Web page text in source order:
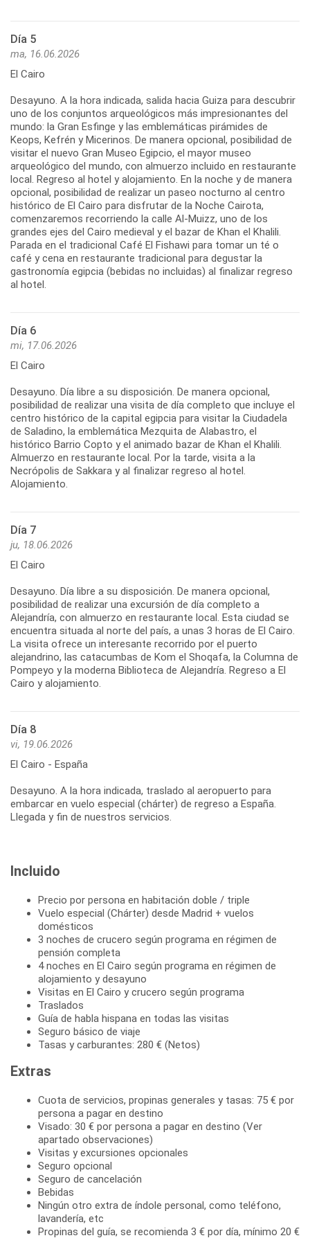
Día 5
ma, 16.06.2026
El Cairo
Desayuno. A la hora indicada, salida hacia Guiza para descubrir
uno de los conjuntos arqueológicos más impresionantes del
mundo: la Gran Esfinge y las emblemáticas pirámides de
Keops, Kefrén y Micerinos. De manera opcional, posibilidad de
visitar el nuevo Gran Museo Egipcio, el mayor museo
arqueológico del mundo, con almuerzo incluido en restaurante
local. Regreso al hotel y alojamiento. En la noche y de manera
opcional, posibilidad de realizar un paseo nocturno al centro
histórico de El Cairo para disfrutar de la Noche Cairota,
comenzaremos recorriendo la calle Al-Muizz, uno de los
grandes ejes del Cairo medieval y el bazar de Khan el Khalili.
Parada en el tradicional Café El Fishawi para tomar un té o
café y cena en restaurante tradicional para degustar la
gastronomía egipcia (bebidas no incluidas) al finalizar regreso
al hotel.
Día 6
mi, 17.06.2026
El Cairo
Desayuno. Día libre a su disposición. De manera opcional,
posibilidad de realizar una visita de día completo que incluye el
centro histórico de la capital egipcia para visitar la Ciudadela
de Saladino, la emblemática Mezquita de Alabastro, el
histórico Barrio Copto y el animado bazar de Khan el Khalili.
Almuerzo en restaurante local. Por la tarde, visita a la
Necrópolis de Sakkara y al finalizar regreso al hotel.
Alojamiento.
Día 7
ju, 18.06.2026
El Cairo
Desayuno. Día libre a su disposición. De manera opcional,
posibilidad de realizar una excursión de día completo a
Alejandría, con almuerzo en restaurante local. Esta ciudad se
encuentra situada al norte del país, a unas 3 horas de El Cairo.
La visita ofrece un interesante recorrido por el puerto
alejandrino, las catacumbas de Kom el Shoqafa, la Columna de
Pompeyo y la moderna Biblioteca de Alejandría. Regreso a El
Cairo y alojamiento.
Día 8
vi, 19.06.2026
El Cairo - España
Desayuno. A la hora indicada, traslado al aeropuerto para
embarcar en vuelo especial (chárter) de regreso a España.
Llegada y fin de nuestros servicios.
Incluido
Precio por persona en habitación doble / triple
Vuelo especial (Chárter) desde Madrid + vuelos
domésticos
3 noches de crucero según programa en régimen de
pensión completa
4 noches en El Cairo según programa en régimen de
alojamiento y desayuno
Visitas en El Cairo y crucero según programa
Traslados
Guía de habla hispana en todas las visitas
Seguro básico de viaje
Tasas y carburantes: 280 € (Netos)
Extras
Cuota de servicios, propinas generales y tasas: 75 € por
persona a pagar en destino
Visado: 30 € por persona a pagar en destino (Ver
apartado observaciones)
Visitas y excursiones opcionales
Seguro opcional
Seguro de cancelación
Bebidas
Ningún otro extra de índole personal, como teléfono,
lavandería, etc
Propinas del guía, se recomienda 3 € por día, mínimo 20 €